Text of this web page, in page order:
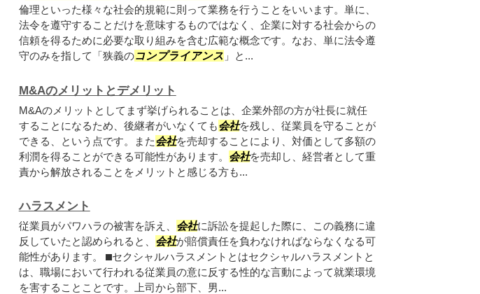
倫理といった様々な社会的規範に則って業務を行うことをいいます。単に、
法令を遵守することだけを意味するものではなく、企業に対する社会からの
信頼を得るために必要な取り組みを含む広範な概念です。なお、単に法令遵
守のみを指して「狭義のコンプライアンス 」と...
M&Aのメリットとデメリット
M&Aのメリットとしてまず挙げられることは、企業外部の方が社長に就任
することになるため、後継者がいなくても会社を残し、従業員を守ることが
できる、という点です。また会社を売却することにより、対価として多額の
利潤を得ることができる可能性があります。 会社を売却し、経営者として重
責から解放されることをメリットと感じる方も...
ハラスメント
従業員がパワハラの被害を訴え、 会社に訴訟を提起した際に、この義務に違
反していたと認められると、 会社が賠償責任を負わなければならなくなる可
能性があります。 ⬛︎セクシャルハラスメントとはセクシャルハラスメントと
は、職場において行われる従業員の意に反する性的な言動によって就業環境
を害することことです。上司から部下、男...